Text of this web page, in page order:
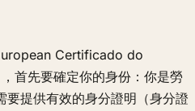
Certificado do
首先要確定你的身份：你是勞
要提供有效的身分證明（身分證